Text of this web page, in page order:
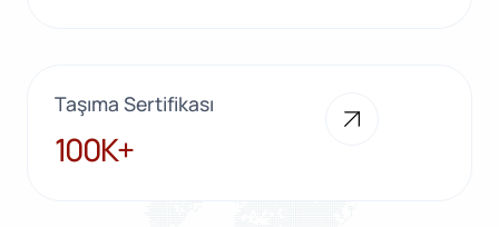
Taşıma Sertifikası
100K+
100K+